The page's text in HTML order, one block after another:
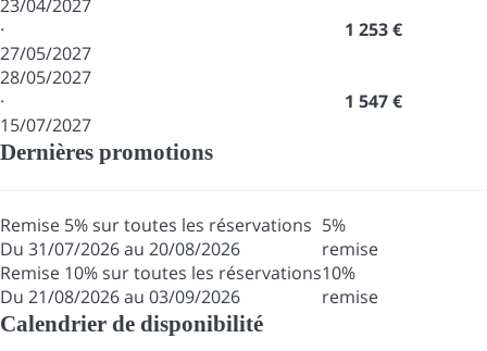
23/04/2027
·
27/05/2027
1 253 €
28/05/2027
·
15/07/2027
1 547 €
Dernières promotions
Remise 5% sur toutes les réservations
Du 31/07/2026 au 20/08/2026
5%
remise
Remise 10% sur toutes les réservations
Du 21/08/2026 au 03/09/2026
10%
remise
Calendrier de disponibilité